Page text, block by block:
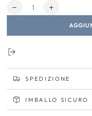
Quantità
Diminuisci Aumenta
SPEDIZIONE
IMBALLO SICURO